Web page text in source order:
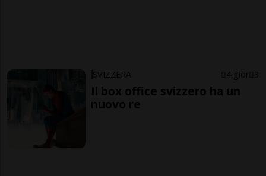
SVIZZERA 4 gior 3
Il box office svizzero ha un
nuovo re